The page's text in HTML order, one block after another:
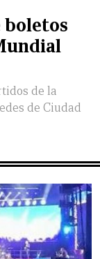
boletos
de la
de Ciudad